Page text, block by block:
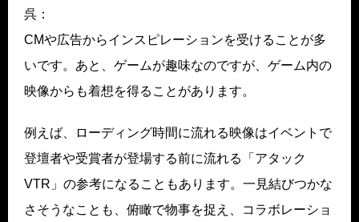
呉：
CMや広告からインスピレーションを受けることが多
いです。あと、ゲームが趣味なのですが、ゲーム内の
映像からも着想を得ることがあります。
例えば、ローディング時間に流れる映像はイベントで
登壇者や受賞者が登場する前に流れる「アタック
VTR」の参考になることもあります。一見結びつかな
さそうなことも、俯瞰で物事を捉え、コラボレーショ